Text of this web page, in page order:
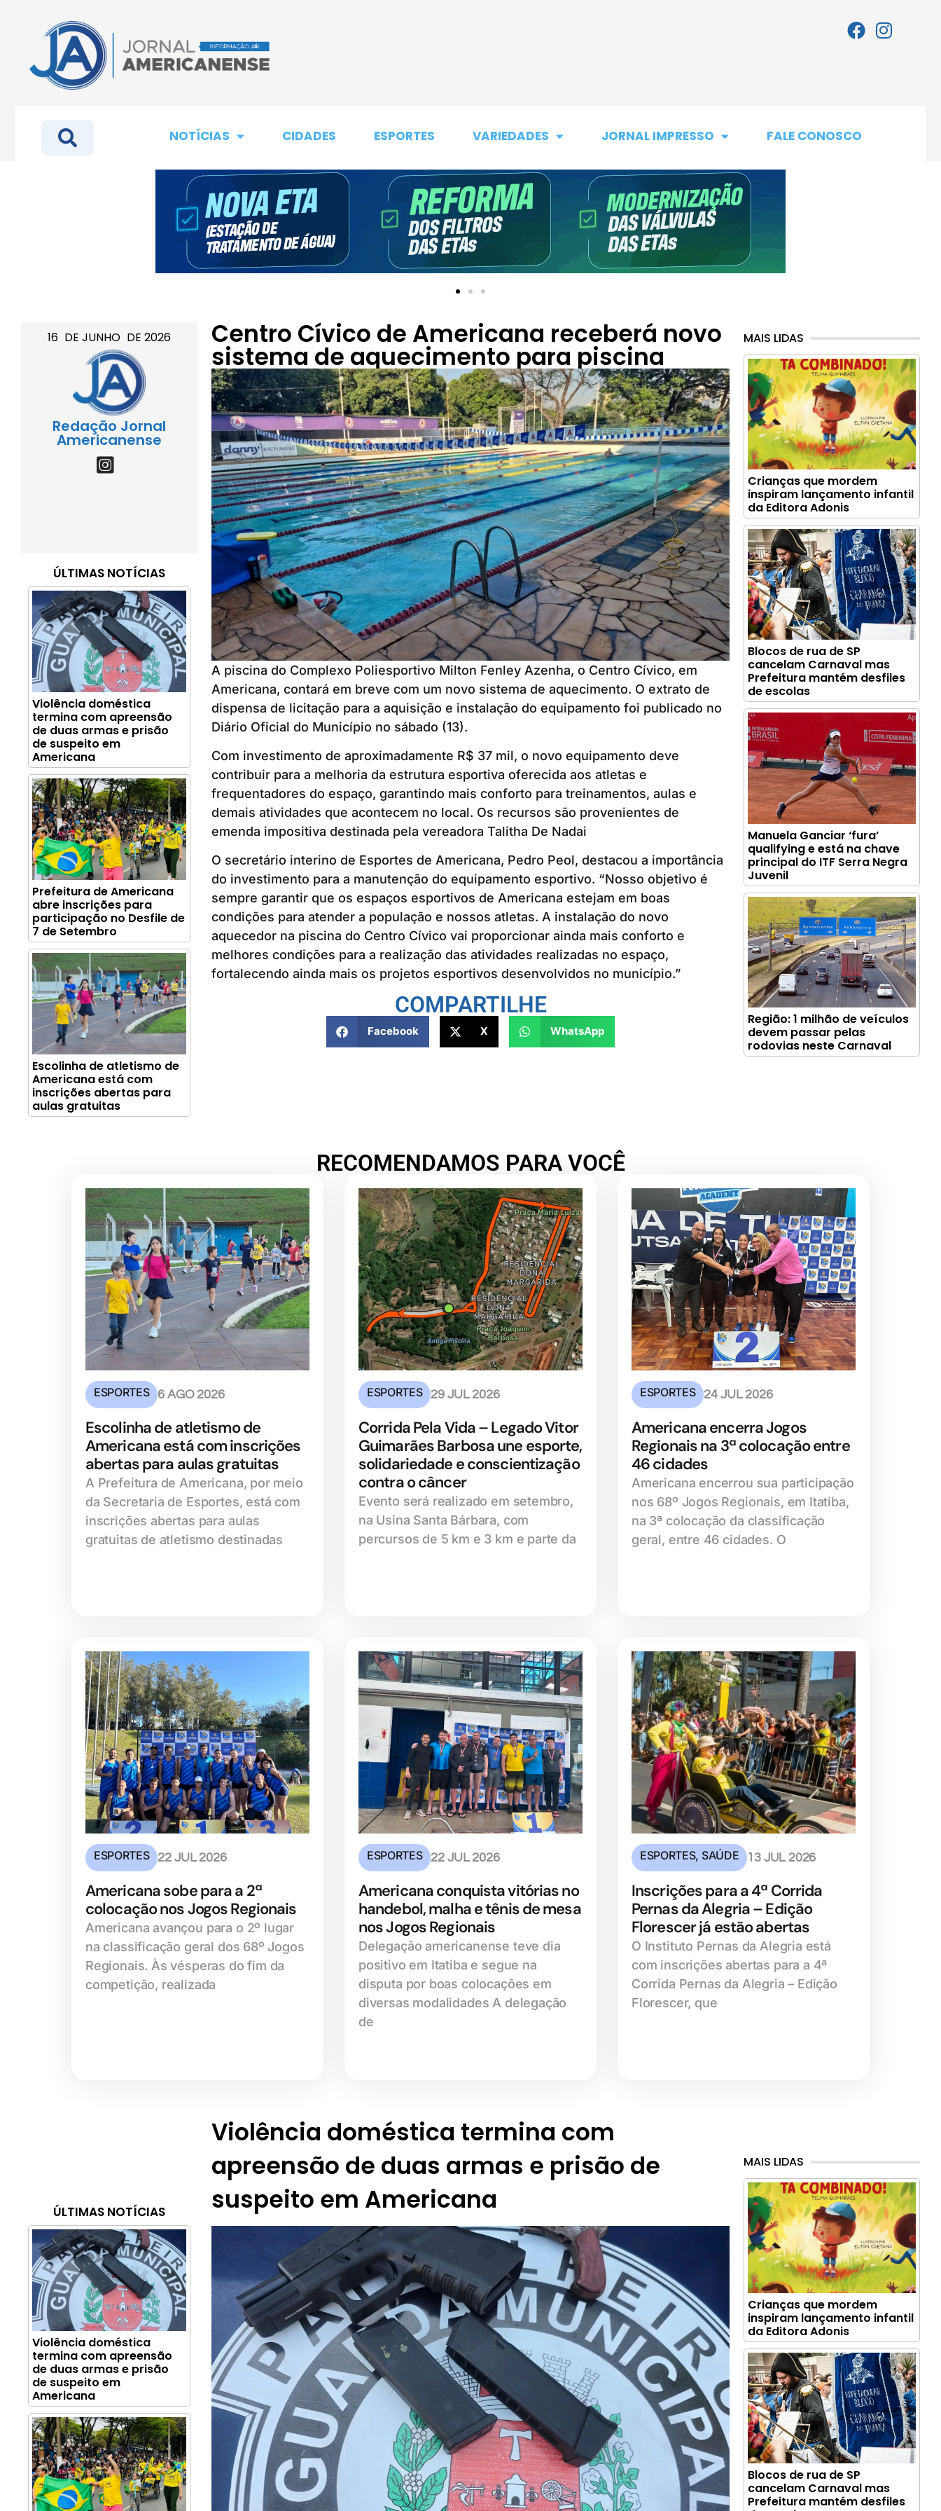
NOTÍCIAS CIDADES ESPORTES VARIEDADES JORNAL IMPRESSO FALE CONOSCO
16 DE JUNHO DE 2026
Redação Jornal
Americanense
ÚLTIMAS NOTÍCIAS
Violência doméstica
termina com apreensão
de duas armas e prisão
de suspeito em
Americana
Prefeitura de Americana
abre inscrições para
participação no Desfile de
7 de Setembro
Escolinha de atletismo de
Americana está com
inscrições abertas para
aulas gratuitas
Centro Cívico de Americana receberá novo
sistema de aquecimento para piscina
A piscina do Complexo Poliesportivo Milton Fenley Azenha, o Centro Cívico, em
Americana, contará em breve com um novo sistema de aquecimento. O extrato de
dispensa de licitação para a aquisição e instalação do equipamento foi publicado no
Diário Oficial do Município no sábado (13).
Com investimento de aproximadamente R$ 37 mil, o novo equipamento deve
contribuir para a melhoria da estrutura esportiva oferecida aos atletas e
frequentadores do espaço, garantindo mais conforto para treinamentos, aulas e
demais atividades que acontecem no local. Os recursos são provenientes de
emenda impositiva destinada pela vereadora Talitha De Nadai
O secretário interino de Esportes de Americana, Pedro Peol, destacou a importância
do investimento para a manutenção do equipamento esportivo. “Nosso objetivo é
sempre garantir que os espaços esportivos de Americana estejam em boas
condições para atender a população e nossos atletas. A instalação do novo
aquecedor na piscina do Centro Cívico vai proporcionar ainda mais conforto e
melhores condições para a realização das atividades realizadas no espaço,
fortalecendo ainda mais os projetos esportivos desenvolvidos no município.”
COMPARTILHE
Facebook X WhatsApp
MAIS LIDAS
Crianças que mordem
inspiram lançamento infantil
da Editora Adonis
Blocos de rua de SP
cancelam Carnaval mas
Prefeitura mantém desfiles
de escolas
Manuela Ganciar ‘fura’
qualifying e está na chave
principal do ITF Serra Negra
Juvenil
Região: 1 milhão de veículos
devem passar pelas
rodovias neste Carnaval
RECOMENDAMOS PARA VOCÊ
ESPORTES 6 AGO 2026
Escolinha de atletismo de
Americana está com inscrições
abertas para aulas gratuitas
A Prefeitura de Americana, por meio
da Secretaria de Esportes, está com
inscrições abertas para aulas
gratuitas de atletismo destinadas
ESPORTES 29 JUL 2026
Corrida Pela Vida – Legado Vitor
Guimarães Barbosa une esporte,
solidariedade e conscientização
contra o câncer
Evento será realizado em setembro,
na Usina Santa Bárbara, com
percursos de 5 km e 3 km e parte da
ESPORTES 24 JUL 2026
Americana encerra Jogos
Regionais na 3ª colocação entre
46 cidades
Americana encerrou sua participação
nos 68º Jogos Regionais, em Itatiba,
na 3ª colocação da classificação
geral, entre 46 cidades. O
ESPORTES 22 JUL 2026
Americana sobe para a 2ª
colocação nos Jogos Regionais
Americana avançou para o 2º lugar
na classificação geral dos 68º Jogos
Regionais. Às vésperas do fim da
competição, realizada
ESPORTES 22 JUL 2026
Americana conquista vitórias no
handebol, malha e tênis de mesa
nos Jogos Regionais
Delegação americanense teve dia
positivo em Itatiba e segue na
disputa por boas colocações em
diversas modalidades A delegação
de
ESPORTES, SAÚDE 13 JUL 2026
Inscrições para a 4ª Corrida
Pernas da Alegria – Edição
Florescer já estão abertas
O Instituto Pernas da Alegria está
com inscrições abertas para a 4ª
Corrida Pernas da Alegria – Edição
Florescer, que
ÚLTIMAS NOTÍCIAS
Violência doméstica
termina com apreensão
de duas armas e prisão
de suspeito em
Americana
Violência doméstica termina com
apreensão de duas armas e prisão de
suspeito em Americana
MAIS LIDAS
Crianças que mordem
inspiram lançamento infantil
da Editora Adonis
Blocos de rua de SP
cancelam Carnaval mas
Prefeitura mantém desfiles